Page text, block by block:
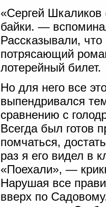
«Сергей Шкаликов
байки. —
Рассказывали,
потрясающий
лотерейный билет.
Но для него все
выпендривался
сравнению с
Всегда был готов
помчаться,
раз я его видел в
«Поехали», —
Нарушая все
вверх по